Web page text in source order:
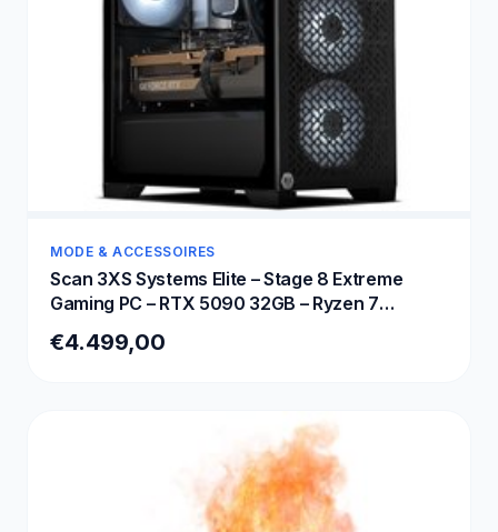
MODE & ACCESSOIRES
Scan 3XS Systems Elite – Stage 8 Extreme
Gaming PC – RTX 5090 32GB – Ryzen 7
– 1000W PSU – 4K Ultra – Max Settings Gaming
€4.499,00